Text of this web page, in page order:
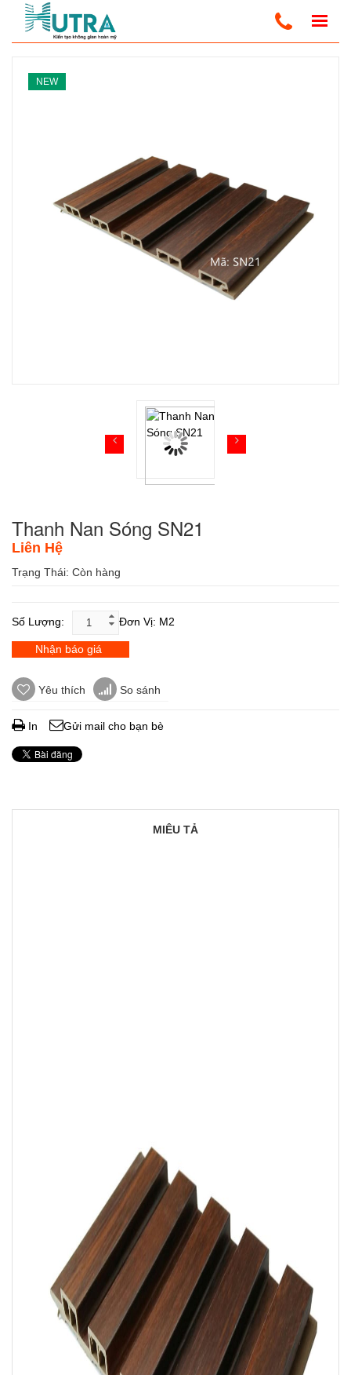
Trang Chủ Tấm Gỗ Nhựa Composite - PVC
NEW
Thanh Nan Sóng SN21
Liên Hệ
Trạng Thái: Còn hàng
Số Lượng: Đơn Vị: M2
Nhận báo giá
Yêu thích So sánh
In Gửi mail cho bạn bè
MIÊU TẢ